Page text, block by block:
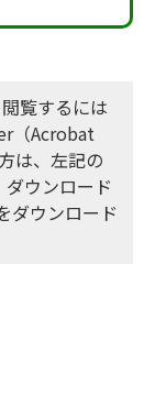
覧するには
（Acrobat
は、左記の
ダウンロード
ダウンロード